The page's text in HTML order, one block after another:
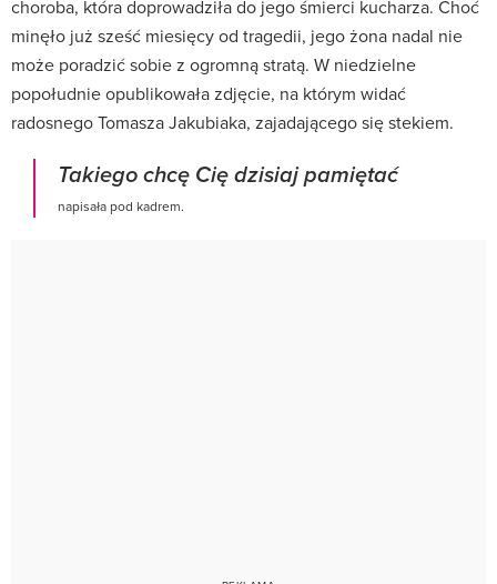
choroba, która doprowadziła do jego śmierci kucharza. Choć
minęło już sześć miesięcy od tragedii, jego żona nadal nie
może poradzić sobie z ogromną stratą. W niedzielne
popołudnie opublikowała zdjęcie, na którym widać
radosnego Tomasza Jakubiaka, zajadającego się stekiem.
Takiego chcę Cię dzisiaj pamiętać
napisała pod kadrem.